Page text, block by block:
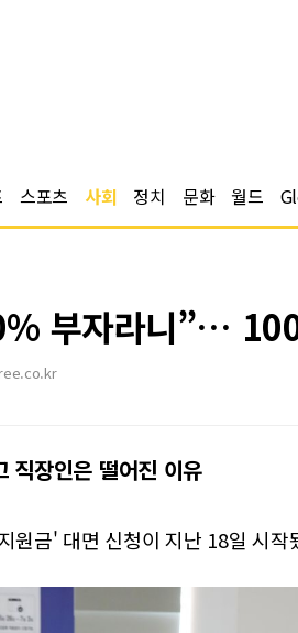
스포츠 사회 정치 문화 월드
부자라니”…
직장인은 떨어진 이유
원금' 대면 신청이 지난 18일 시작